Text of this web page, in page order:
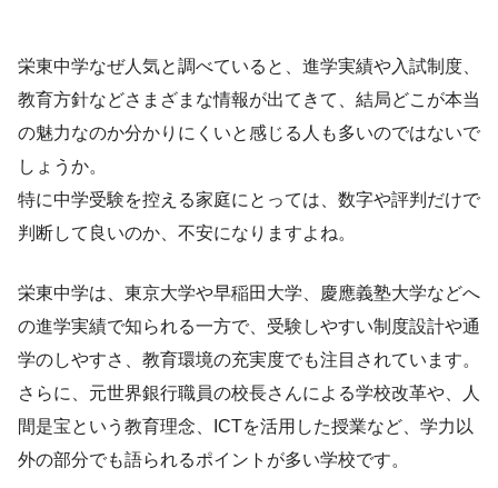
栄東中学なぜ人気と調べていると、進学実績や入試制度、
教育方針などさまざまな情報が出てきて、結局どこが本当
の魅力なのか分かりにくいと感じる人も多いのではないで
しょうか。
特に中学受験を控える家庭にとっては、数字や評判だけで
判断して良いのか、不安になりますよね。
栄東中学は、東京大学や早稲田大学、慶應義塾大学などへ
の進学実績で知られる一方で、受験しやすい制度設計や通
学のしやすさ、教育環境の充実度でも注目されています。
さらに、元世界銀行職員の校長さんによる学校改革や、人
間是宝という教育理念、ICTを活用した授業など、学力以
外の部分でも語られるポイントが多い学校です。